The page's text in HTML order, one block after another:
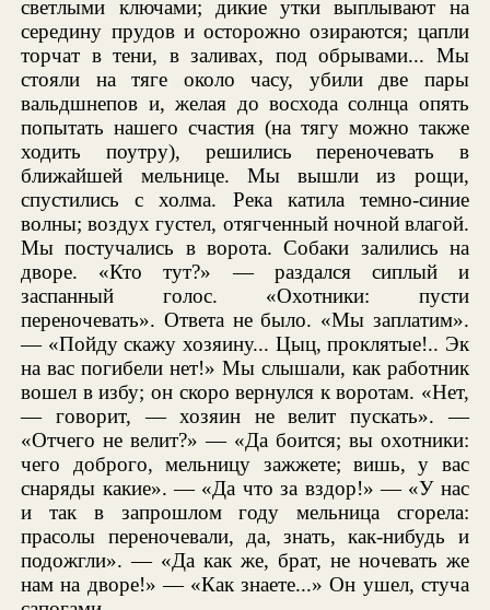
светлыми ключами; дикие утки выплывают на
середину прудов и осторожно озираются; цапли
торчат в тени, в заливах, под обрывами... Мы
стояли на тяге около часу, убили две пары
вальдшнепов и, желая до восхода солнца опять
попытать нашего счастия (на тягу можно также
ходить поутру), решились переночевать в
ближайшей мельнице. Мы вышли из рощи,
спустились с холма. Река катила темно-синие
волны; воздух густел, отягченный ночной влагой.
Мы постучались в ворота. Собаки залились на
дворе. «Кто тут?» — раздался сиплый и
заспанный голос. «Охотники: пусти
переночевать». Ответа не было. «Мы заплатим».
— «Пойду скажу хозяину... Цыц, проклятые!.. Эк
на вас погибели нет!» Мы слышали, как работник
вошел в избу; он скоро вернулся к воротам. «Нет,
— говорит, — хозяин не велит пускать». —
«Отчего не велит?» — «Да боится; вы охотники:
чего доброго, мельницу зажжете; вишь, у вас
снаряды какие». — «Да что за вздор!» — «У нас
и так в запрошлом году мельница сгорела:
прасолы переночевали, да, знать, как-нибудь и
подожгли». — «Да как же, брат, не ночевать же
нам на дворе!» — «Как знаете...» Он ушел, стуча